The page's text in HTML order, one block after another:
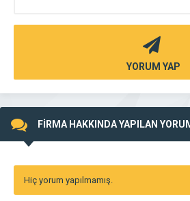
YORUM YAP
FİRMA HAKKINDA YAPILAN
Hiç yorum yapılmamış.